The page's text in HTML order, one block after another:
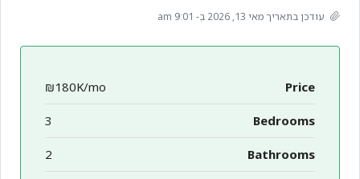
עודכן בתאריך מאי 13, 2026 בְּ- 9:01 am
Price
₪180K/mo
Bedrooms
3
Bathrooms
2